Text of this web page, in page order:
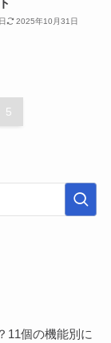
2025年10月31日
5
11個の機能別に